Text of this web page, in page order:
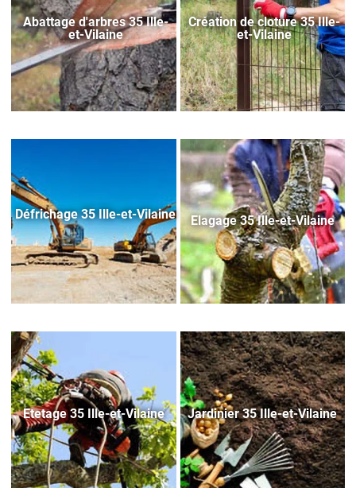
Abattage d'arbres 35 Ille-
et-Vilaine
Création de cloture 35 Ille-
et-Vilaine
Défrichage 35 Ille-et-Vilaine Elagage 35 Ille-et-Vilaine
Etetage 35 Ille-et-Vilaine Jardinier 35 Ille-et-Vilaine